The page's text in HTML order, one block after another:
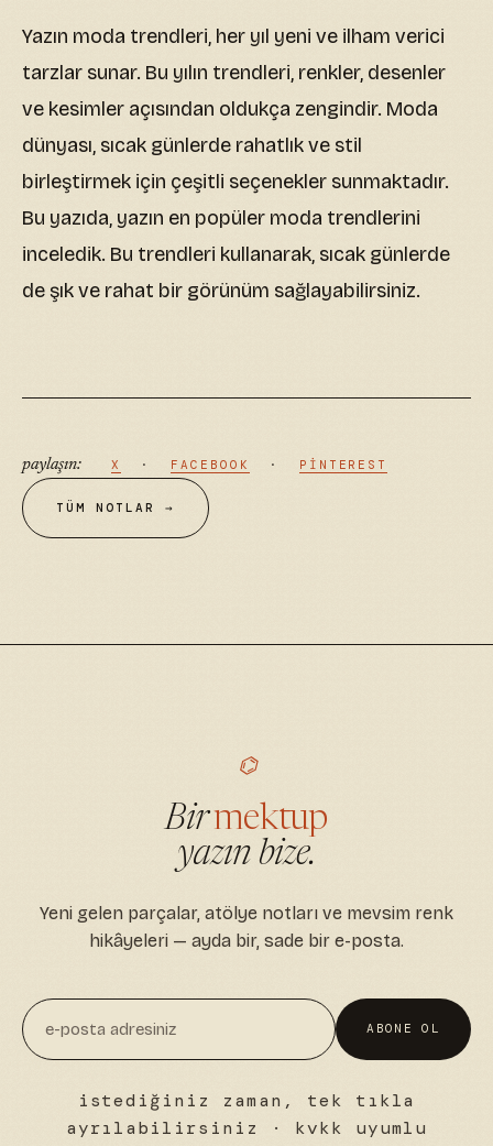
Yazın moda trendleri, her yıl yeni ve ilham verici
tarzlar sunar. Bu yılın trendleri, renkler, desenler
ve kesimler açısından oldukça zengindir. Moda
dünyası, sıcak günlerde rahatlık ve stil
birleştirmek için çeşitli seçenekler sunmaktadır.
Bu yazıda, yazın en popüler moda trendlerini
inceledik. Bu trendleri kullanarak, sıcak günlerde
de şık ve rahat bir görünüm sağlayabilirsiniz.
paylaşın: X · FACEBOOK · PINTEREST
TÜM NOTLAR →
⌬
Birmektup
yazın bize.
Yeni gelen parçalar, atölye notları ve mevsim renk
hikâyeleri — ayda bir, sade bir e-posta.
ABONE OL
istediğiniz zaman, tek tıkla
ayrılabilirsiniz · kvkk uyumlu